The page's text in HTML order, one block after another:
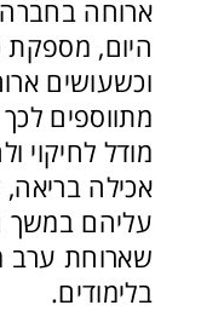
ארוחה בחברה
היום, מספקת
וכשעושים
מתווספים
מודל לחיקוי
אכילה
עליהם במשך
שארוחת
בלימודים.